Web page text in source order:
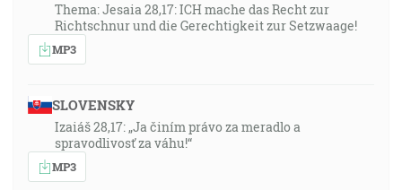
Thema: Jesaia 28,17: ICH mache das Recht zur
Richtschnur und die Gerechtigkeit zur Setzwaage!
MP3
SLOVENSKY
Izaiáš 28,17: „Ja činím právo za meradlo a
spravodlivosť za váhu!“
MP3